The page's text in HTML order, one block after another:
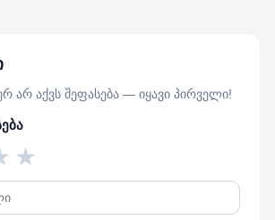
არ აქვს შეფასება — იყავი პირველი!
★